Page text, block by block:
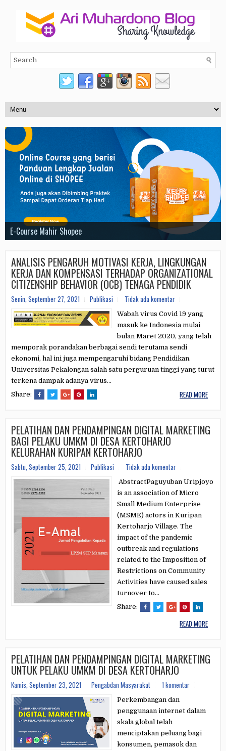
Visual AI
E-Course Mahir Shopee
Jago Edit Video Capcut
Tools Whatsapp Sender
E-Course Elite Membership
E-Course CANVA
ANALISIS PENGARUH MOTIVASI KERJA, LINGKUNGAN
KERJA DAN KOMPENSASI TERHADAP ORGANIZATIONAL
CITIZENSHIP BEHAVIOR (OCB) TENAGA PENDIDIK
Senin, September 27, 2021 Publikasi Tidak ada komentar
Wabah virus Covid 19 yang
masuk ke Indonesia mulai
bulan Maret 2020, yang telah
memporak porandakan berbagai sendi terutama sendi
ekonomi, hal ini juga mempengaruhi bidang Pendidikan.
Universitas Pekalongan salah satu perguruan tinggi yang turut
terkena dampak adanya virus...
Share:
READ MORE
PELATIHAN DAN PENDAMPINGAN DIGITAL MARKETING
BAGI PELAKU UMKM DI DESA KERTOHARJO
KELURAHAN KURIPAN KERTOHARJO
Sabtu, September 25, 2021 Publikasi Tidak ada komentar
AbstractPaguyuban Uripjoyo
is an association of Micro
Small Medium Enterprise
(MSME) actors in Kuripan
Kertoharjo Village. The
impact of the pandemic
outbreak and regulations
related to the Imposition of
Restrictions on Community
Activities have caused sales
turnover to...
Share:
READ MORE
PELATIHAN DAN PENDAMPINGAN DIGITAL MARKETING
UNTUK PELAKU UMKM DI DESA KERTOHARJO
Kamis, September 23, 2021 Pengabdan Masyarakat 1 komentar
Perkembangan dan
penggunaan internet dalam
skala global telah
menciptakan peluang bagi
konsumen, pemasok dan